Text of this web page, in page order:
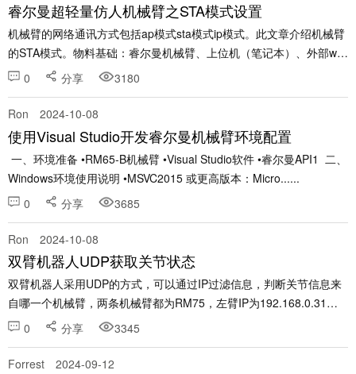
睿尔曼超轻量仿人机械臂之STA模式设置
机械臂的网络通讯方式包括ap模式sta模式ip模式。此文章介绍机械臂
的STA模式。物料基础：睿尔曼机械臂、上位机（笔记本）、外部wifi
等1通过IP模式进入到示教器，在通讯配置下找到sta模式的设置 2查
0 分享 3180
Ron 2024-10-08
使用Visual Studio开发睿尔曼机械臂环境配置
一、环境准备 •RM65-B机械臂 •Visual Studio软件 •睿尔曼API1 二、
Windows环境使用说明 •MSVC2015 或更高版本：Micro......
0
分享 3685
Ron 2024-10-08
双臂机器人UDP获取关节状态
双臂机器人采用UDP的方式，可以通过IP过滤信息，判断关节信息来
自哪一个机械臂，两条机械臂都为RM75，左臂IP为192.168.0.31，
右臂IP为192.168.0.18，示例程序如下。 from robotic_......
0 分享 3345
Forrest 2024-09-12